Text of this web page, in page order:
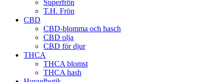
Superfrön
T.H. Frön
CBD
CBD-blomma och hasch
CBD olja
CBD för djur
THCA
THCA blomst
THCA hash